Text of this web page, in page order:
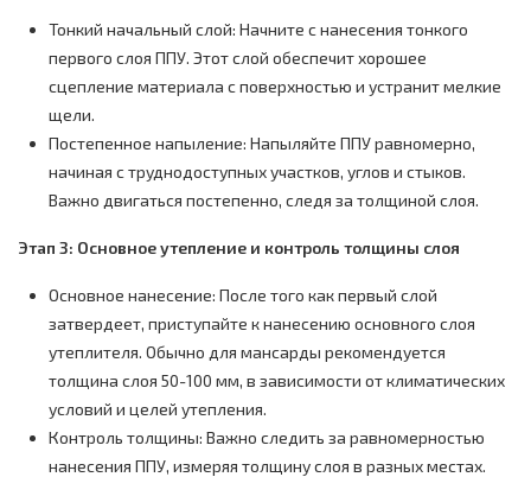
Тонкий начальный слой: Начните с нанесения тонкого
первого слоя ППУ. Этот слой обеспечит хорошее
сцепление материала с поверхностью и устранит мелкие
щели.
Постепенное напыление: Напыляйте ППУ равномерно,
начиная с труднодоступных участков, углов и стыков.
Важно двигаться постепенно, следя за толщиной слоя.
Этап 3: Основное утепление и контроль толщины слоя
Основное нанесение: После того как первый слой
затвердеет, приступайте к нанесению основного слоя
утеплителя. Обычно для мансарды рекомендуется
толщина слоя 50-100 мм, в зависимости от климатических
условий и целей утепления.
Контроль толщины: Важно следить за равномерностью
нанесения ППУ, измеряя толщину слоя в разных местах.